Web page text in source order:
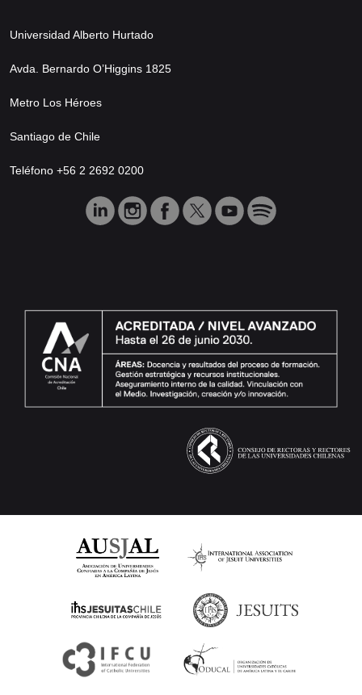
Universidad Alberto Hurtado
Avda. Bernardo O’Higgins 1825
Metro Los Héroes
Santiago de Chile
Teléfono +56 2 2692 0200